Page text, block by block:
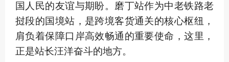
国人民的友谊与期盼。磨丁站作为中老铁路老
挝段的国境站，是跨境客货通关的核心枢纽，
肩负着保障口岸高效畅通的重要使命，这里，
正是站长汪洋奋斗的地方。